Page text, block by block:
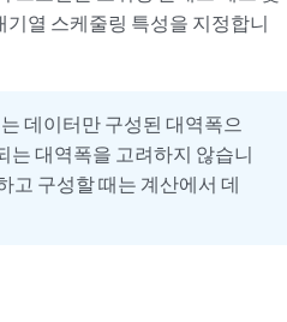
열 스케줄링 특성을 지정합니
데이터만 구성된 대역폭으
는 대역폭을 고려하지 않습니
고 구성할 때는 계산에서 데